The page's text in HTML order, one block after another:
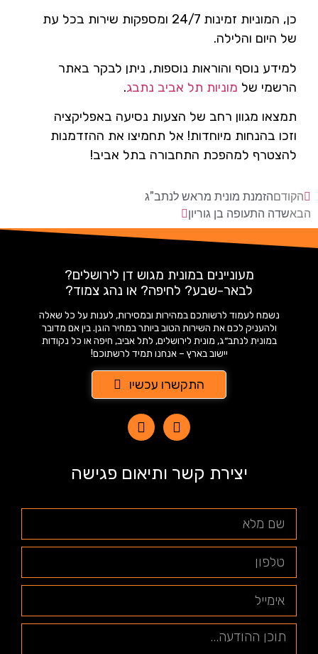
כן, המוניות זמינות 24/7 ומספקות שירות בכל עת
של היום והלילה.
למידע נוסף והוראות נוספות, ניתן לבקר באתר
הרשמי של מוניות תל אביב נתבג.
תמצאו מגוון רחב של הצעות נסיעה באפליקציה
וזכו בהנחות מיוחדות! אל תחמיצו את ההזדמנות
להצטרף למהפכת התחבורה בתל אביב!
הקודםהזמנת מונית מראש לנתב"ג
הבאשדה התעופה בן גוריון
מעוניינים במונית מגוש דן לירושלים?
לבאר-שבע? לחיפה? או נהג צמוד?
נשמח לעמוד לרשותכם במהירות ובמסירות, לענות על כל שאלה
ולהעניק לכם את השירות הטוב ביותר במחיר הוגן. בין אם מדובר
במונית לנתב״ג, מונית לירושלים, לתל אביב, חיפה או כל נקודות
יישוב בארץ – אנחנו תמיד לרשתוכם!
התקשרו עכשיו
יצירת קשר ותיאום פגישה